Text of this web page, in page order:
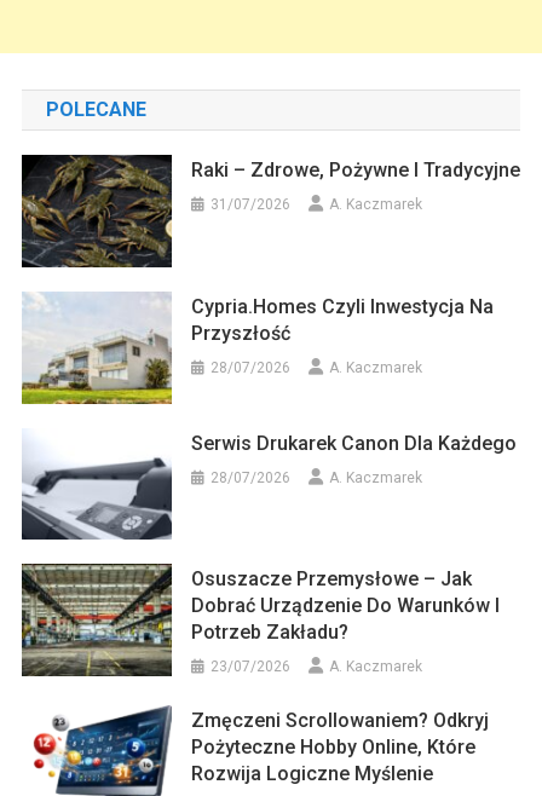
POLECANE
Raki – Zdrowe, Pożywne I Tradycyjne
31/07/2026 A. Kaczmarek
Cypria.homes Czyli Inwestycja Na
Przyszłość
28/07/2026 A. Kaczmarek
Serwis Drukarek Canon Dla Każdego
28/07/2026 A. Kaczmarek
Osuszacze Przemysłowe – Jak
Dobrać Urządzenie Do Warunków I
Potrzeb Zakładu?
23/07/2026 A. Kaczmarek
Zmęczeni Scrollowaniem? Odkryj
Pożyteczne Hobby Online, Które
Rozwija Logiczne Myślenie